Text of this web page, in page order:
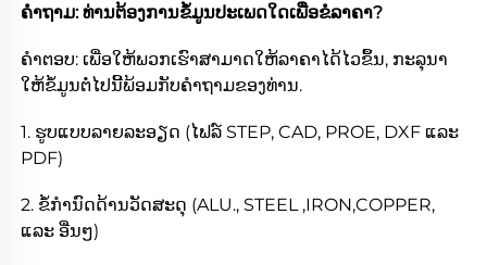
ຄຳຖາມ: ທ່ານຕ້ອງການຂໍ້ມູນປະເພດໃດເພື່ອຂໍລາຄາ?
ຄຳຕອບ: ເພື່ອໃຫ້ພວກເຮົາສາມາດໃຫ້ລາຄາໄດ້ໄວຂຶ້ນ, ກະລຸນາ
ໃຫ້ຂໍ້ມູນຕໍ່ໄປນີ້ພ້ອມກັບຄຳຖາມຂອງທ່ານ.
1. ຮູບແບບລາຍລະອຽດ (ໄຟລ໌ STEP, CAD, PROE, DXF ແລະ
PDF)
2. ຂໍ້ກຳນົດດ້ານວັດສະດຸ (ALU., STEEL ,IRON,COPPER,
ແລະ ອື່ນໆ)